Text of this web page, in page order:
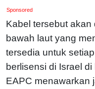
Sponsored
Kabel tersebut
bawah laut yang
tersedia untuk
berlisensi di Israel
EAPC menawarkan